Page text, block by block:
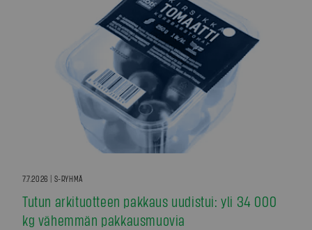
7.7.2026 | S-RYHMÄ
Tutun arkituotteen pakkaus uudistui: yli 34 000
kg vähemmän pakkausmuovia